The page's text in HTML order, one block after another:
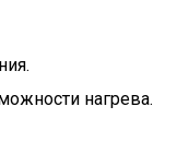
нагрева.